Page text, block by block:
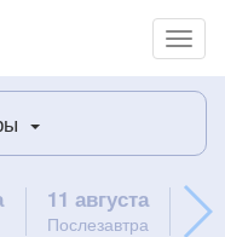
11 августа
Послезавтра
12